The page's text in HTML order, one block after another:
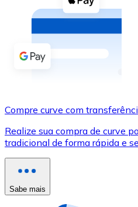
Compre criptomoedas
Comprar com dinheiro
Transferência SEPA
Use cartões Visa e
Comprar com cartão
Compre curve com
Realize sua compra de curve
tradicional de forma rápida e
Sabe mais